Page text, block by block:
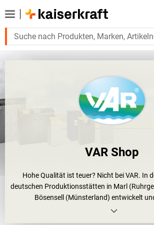
VAR Shop
Hohe Qualität ist teuer? Nicht bei VAR. In
deutschen Produktionsstätten in Marl
Bösensell (Münsterland) entwickelt
Familienunternehmen seit 1972